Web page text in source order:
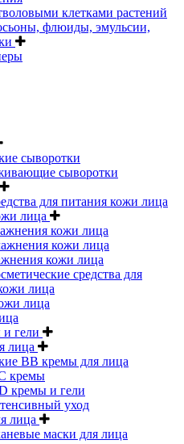
клетками растений
флюиды, эмульсии,
сыворотки
сыворотки
для питания кожи лица
лица
кожи лица
кожи лица
кожи лица
средства для
лица
лица
гели
лица
BB кремы для лица
кремы
кремы и гели
уход
лица
маски для лица